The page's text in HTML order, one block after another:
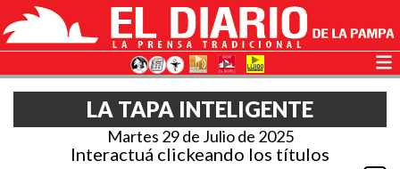
LA TAPA INTELIGENTE
Martes 29 de Julio de 2025
Interactuá clickeando los títulos